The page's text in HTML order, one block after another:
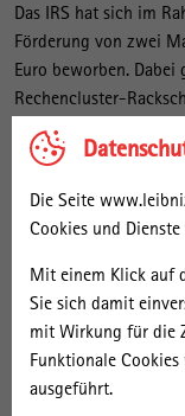
Die Seite
Cookies und
Mit einem Klick auf
Sie sich damit
mit Wirkung für die
Funktionale
ausgeführt.
Das IRS hat sich im
Förderung von zwei
Euro beworben.
Rechencluster-
Rackschränke in
integrierte Kühlung.
kommenden Tagen
Dabei werden über
moderne, dreifach
Wärmedämmung
„Durch diese klugen
Energieverbrauch
Direktor Professor